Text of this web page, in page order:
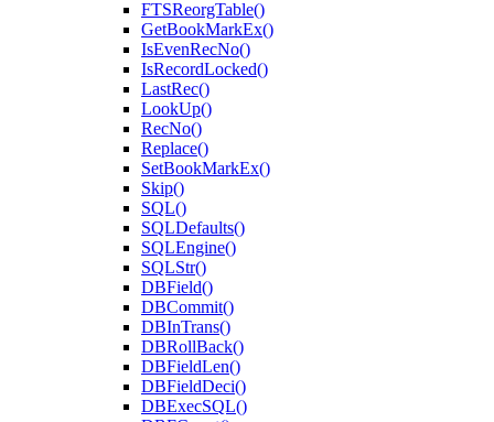
FTSReorgTable()
GetBookMarkEx()
IsEvenRecNo()
IsRecordLocked()
LastRec()
LookUp()
RecNo()
Replace()
SetBookMarkEx()
Skip()
SQL()
SQLDefaults()
SQLEngine()
SQLStr()
DBField()
DBCommit()
DBInTrans()
DBRollBack()
DBFieldLen()
DBFieldDeci()
DBExecSQL()